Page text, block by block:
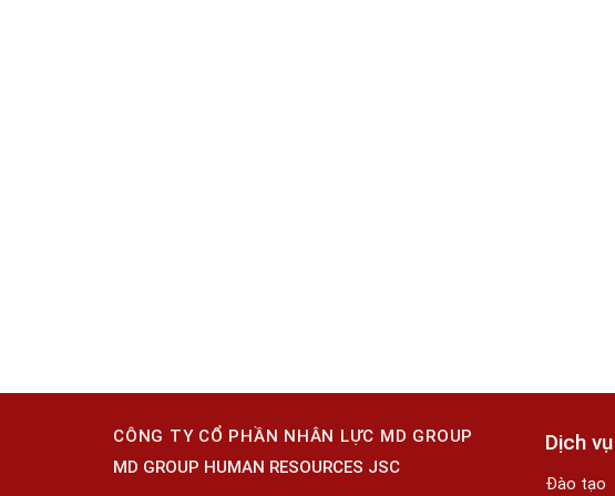
CÔNG TY CỔ PHẦN NHÂN LỰC MD GROUP
MD GROUP HUMAN RESOURCES JSC
Dịch vụ
Đào tạo